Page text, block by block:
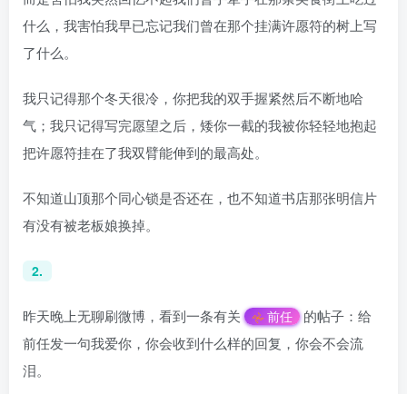
什么，我害怕我早已忘记我们曾在那个挂满许愿符的树上写
了什么。
我只记得那个冬天很冷，你把我的双手握紧然后不断地哈
气；我只记得写完愿望之后，矮你一截的我被你轻轻地抱起
把许愿符挂在了我双臂能伸到的最高处。
不知道山顶那个同心锁是否还在，也不知道书店那张明信片
有没有被老板娘换掉。
2.
昨天晚上无聊刷微博，看到一条有关 前任
的帖子：给
前任发一句我爱你，你会收到什么样的回复，你会不会流
泪。